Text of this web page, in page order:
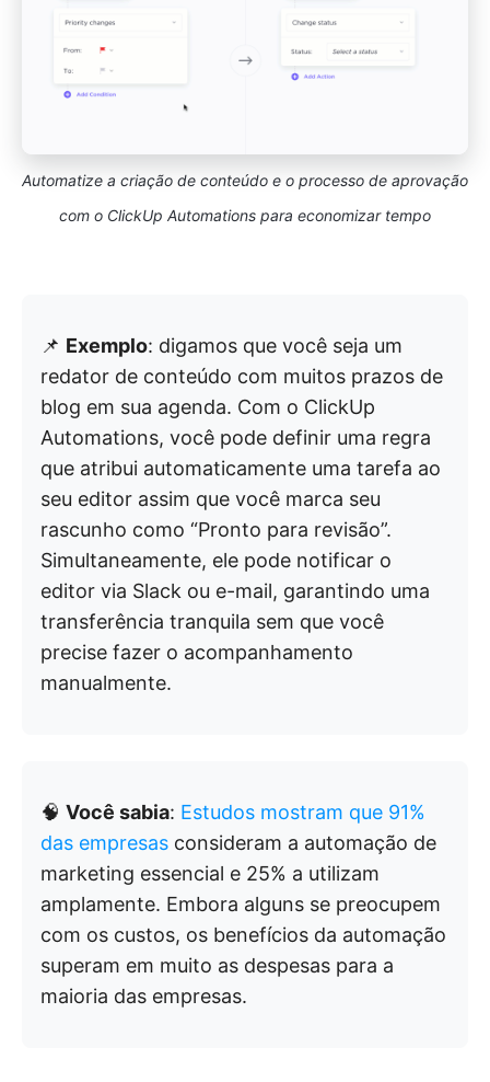
Automatize a criação de conteúdo e o processo de aprovação
com o ClickUp Automations para economizar tempo
📌 Exemplo: digamos que você seja um
redator de conteúdo com muitos prazos de
blog em sua agenda. Com o ClickUp
Automations, você pode definir uma regra
que atribui automaticamente uma tarefa ao
seu editor assim que você marca seu
rascunho como “Pronto para revisão”.
Simultaneamente, ele pode notificar o
editor via Slack ou e-mail, garantindo uma
transferência tranquila sem que você
precise fazer o acompanhamento
manualmente.
🧠 Você sabia: Estudos mostram que 91%
das empresas consideram a automação de
marketing essencial e 25% a utilizam
amplamente. Embora alguns se preocupem
com os custos, os benefícios da automação
superam em muito as despesas para a
maioria das empresas.